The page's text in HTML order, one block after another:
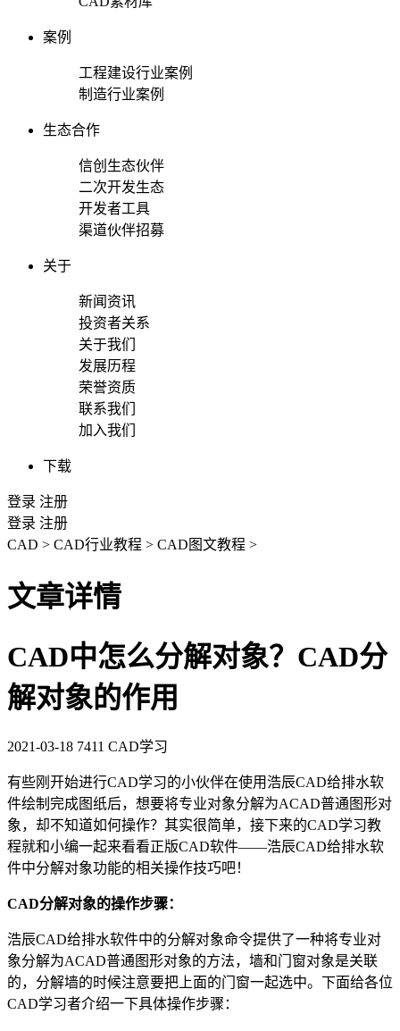
案例
工程建设行业案例
制造行业案例
生态合作
信创生态伙伴
二次开发生态
开发者工具
渠道伙伴招募
关于
新闻资讯
投资者关系
关于我们
发展历程
荣誉资质
联系我们
加入我们
下载
登录 注册
登录 注册
CAD > CAD行业教程 > CAD图文教程 >
文章详情
CAD中怎么分解对象？CAD分
解对象的作用
2021-03-18 7411 CAD学习
有些刚开始进行CAD学习的小伙伴在使用浩辰CAD给排水软
件绘制完成图纸后，想要将专业对象分解为ACAD普通图形对
象，却不知道如何操作？其实很简单，接下来的CAD学习教
程就和小编一起来看看正版CAD软件——浩辰CAD给排水软
件中分解对象功能的相关操作技巧吧！
CAD分解对象的操作步骤：
浩辰CAD给排水软件中的分解对象命令提供了一种将专业对
象分解为ACAD普通图形对象的方法，墙和门窗对象是关联
的，分解墙的时候注意要把上面的门窗一起选中。下面给各位
CAD学习者介绍一下具体操作步骤：